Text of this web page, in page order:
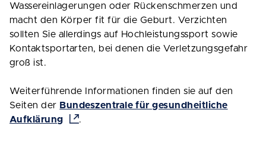
Wassereinlagerungen oder Rückenschmerzen und
macht den Körper fit für die Geburt. Verzichten
sollten Sie allerdings auf Hochleistungssport sowie
Kontaktsportarten, bei denen die Verletzungsgefahr
groß ist.
Weiterführende Informationen finden sie auf den
Seiten der Bundeszentrale für gesundheitliche
Aufklärung
.